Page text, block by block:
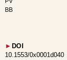
BB
► DOI
10.1553/0x0001d040